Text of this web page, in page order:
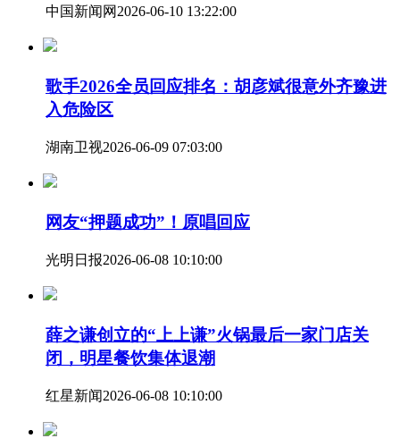
中国新闻网 2026-06-10 13:22:00
歌手2026全员回应排名：胡彦斌很意外齐豫进
入危险区
湖南卫视2026-06-09 07:03:00
网友“押题成功”！原唱回应
光明日报2026-06-08 10:10:00
薛之谦创立的“上上谦”火锅最后一家门店关
闭，明星餐饮集体退潮
红星新闻2026-06-08 10:10:00